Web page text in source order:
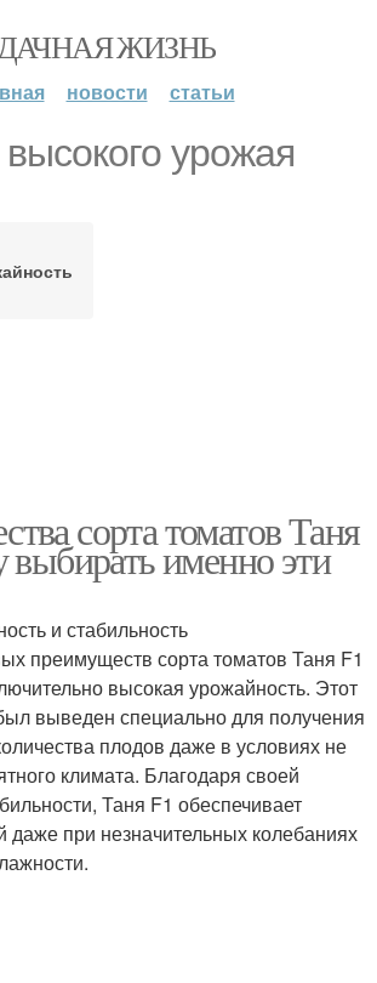
ЖИЗНЬ
новости статьи
урожая
сорта томатов Таня
выбирать именно эти
и стабильность
преимуществ сорта томатов Таня F1
высокая урожайность. Этот
выведен специально для получения
плодов даже в условиях не
климата. Благодаря своей
Таня F1 обеспечивает
при незначительных колебаниях